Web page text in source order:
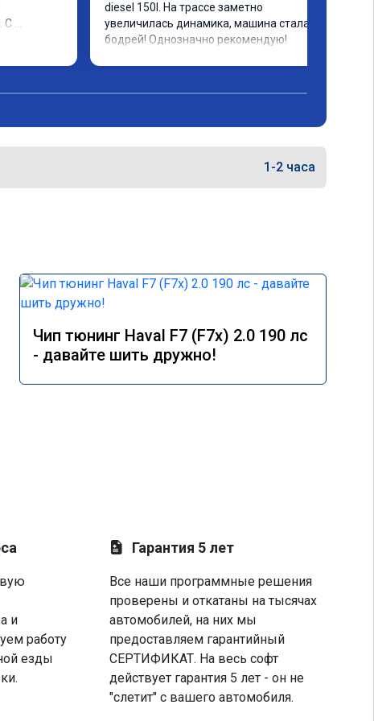
С
за
diesel 150l. На трассе заметно
увеличилась динамика, машина стала
бодрей! Однозначно рекомендую!
1-2 часа
Чип тюнинг Haval F7 (F7x) 2.0 190 лс
- давайте шить дружно!
и
работу
езды
Гарантия 5 лет
Все наши программные решения
проверены и откатаны на тысячах
автомобилей, на них мы
предоставляем гарантийный
СЕРТИФИКАТ. На весь софт
действует гарантия 5 лет - он не
"слетит" с вашего автомобиля.